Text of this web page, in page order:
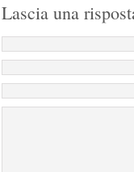
Lascia una